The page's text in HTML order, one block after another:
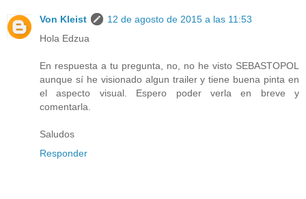
Von Kleist
12 de agosto de 2015 a las 11:53
Hola Edzua
En respuesta a tu pregunta, no, no he visto SEBASTOPOL
aunque sí he visionado algun trailer y tiene buena pinta en
el aspecto visual. Espero poder verla en breve y
comentarla.
Saludos
Responder